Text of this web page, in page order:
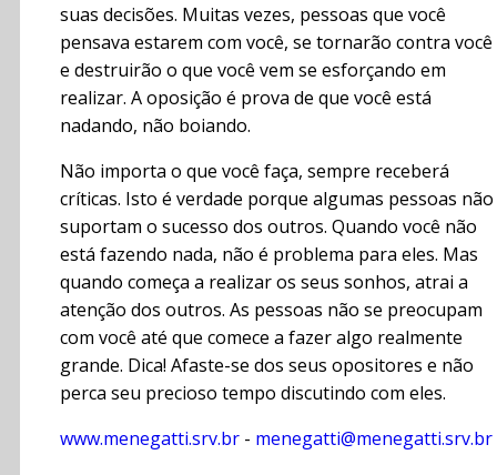
suas decisões. Muitas vezes, pessoas que você
pensava estarem com você, se tornarão contra você
e destruirão o que você vem se esforçando em
realizar. A oposição é prova de que você está
nadando, não boiando.
Não importa o que você faça, sempre receberá
críticas. Isto é verdade porque algumas pessoas não
suportam o sucesso dos outros. Quando você não
está fazendo nada, não é problema para eles. Mas
quando começa a realizar os seus sonhos, atrai a
atenção dos outros. As pessoas não se preocupam
com você até que comece a fazer algo realmente
grande. Dica! Afaste-se dos seus opositores e não
perca seu precioso tempo discutindo com eles.
www.menegatti.srv.br - menegatti@menegatti.srv.br